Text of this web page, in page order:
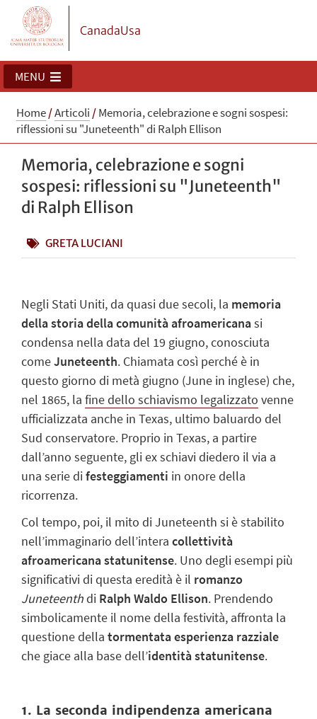
CanadaUsa
MENU
Home/Articoli /Memoria, celebrazione e sogni sospesi:
riflessioni su "Juneteenth" di Ralph Ellison
Memoria, celebrazione e sogni
sospesi: riflessioni su "Juneteenth"
di Ralph Ellison
GRETA LUCIANI
Negli Stati Uniti, da quasi due secoli, la memoria
della storia della comunità afroamericanasi
condensa nella data del 19 giugno, conosciuta
comeJuneteenth. Chiamata così perché è in
questo giorno di metà giugno (June in inglese) che,
nel 1865, la fine dello schiavismo legalizzato venne
ufficializzata anche in Texas, ultimo baluardo del
Sud conservatore. Proprio in Texas, a partire
dall’anno seguente, gli ex schiavi diedero il via a
una serie difesteggiamenti in onore della
ricorrenza.
Col tempo, poi, il mito di Juneteenth si è stabilito
nell’immaginario dell’intera collettività
afroamericana statunitense. Uno degli esempi più
significativi di questa eredità è il romanzo
Juneteenthdi Ralph Waldo Ellison. Prendendo
simbolicamente il nome della festività, affronta la
questione della tormentata esperienza razziale
che giace alla base dell’identità statunitense.
1. La seconda indipendenza americana